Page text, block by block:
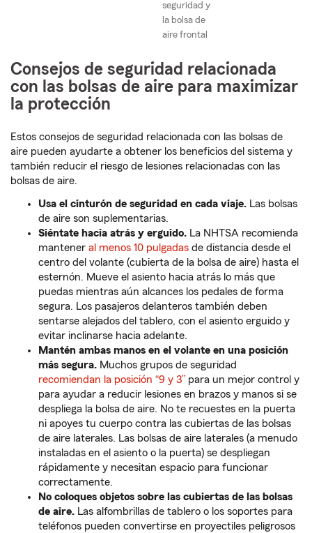
seguridad y
la bolsa de
aire frontal
Consejos de seguridad relacionada
con las bolsas de aire para maximizar
la protección
Estos consejos de seguridad relacionada con las bolsas de
aire pueden ayudarte a obtener los beneficios del sistema y
también reducir el riesgo de lesiones relacionadas con las
bolsas de aire.
Usa el cinturón de seguridad en cada viaje. Las bolsas
de aire son suplementarias.
Siéntate hacia atrás y erguido. La NHTSA recomienda
mantener al menos 10 pulgadas de distancia desde el
centro del volante (cubierta de la bolsa de aire) hasta el
esternón. Mueve el asiento hacia atrás lo más que
puedas mientras aún alcances los pedales de forma
segura. Los pasajeros delanteros también deben
sentarse alejados del tablero, con el asiento erguido y
evitar inclinarse hacia adelante.
Mantén ambas manos en el volante en una posición
más segura. Muchos grupos de seguridad
recomiendan la posición “9 y 3” para un mejor control y
para ayudar a reducir lesiones en brazos y manos si se
despliega la bolsa de aire. No te recuestes en la puerta
ni apoyes tu cuerpo contra las cubiertas de las bolsas
de aire laterales. Las bolsas de aire laterales (a menudo
instaladas en el asiento o la puerta) se despliegan
rápidamente y necesitan espacio para funcionar
correctamente.
No coloques objetos sobre las cubiertas de las bolsas
de aire. Las alfombrillas de tablero o los soportes para
teléfonos pueden convertirse en proyectiles peligrosos